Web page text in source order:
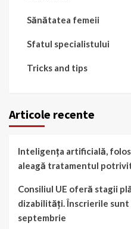
Sănătatea femeii
Sfatul specialistului
Tricks and tips
Articole recente
Inteligența artificială,
aleagă tratamentul
Consiliul UE oferă stagii
dizabilități. Înscrierile sunt
septembrie